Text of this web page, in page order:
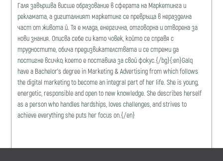
Галя завършва висше образование в сферата на Маркетинга и
рекламата, a дигиталният маркетинг се превръща в неразделна
част от живота й. Тя е млада, енергична, отговорна и отворена за
нови знания. Описва себе си като човек, който се справя с
трудностите, обича предизвикателствата и се стреми да
постигне всичко, което е поставила за свой фокус.{/bg}{:en}Galq
have a Bachelor's degree in Marketing & Advertising from which follows
the digital marketing to become an integral part of her life. She is young,
energetic, responsible and open to new knowledge. She describes herself
as a person who handles hardships, loves challenges, and strives to
achieve everything she puts her focus on.{/en}